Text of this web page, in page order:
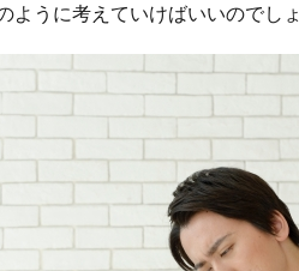
うに考えていけばいいのでしょ